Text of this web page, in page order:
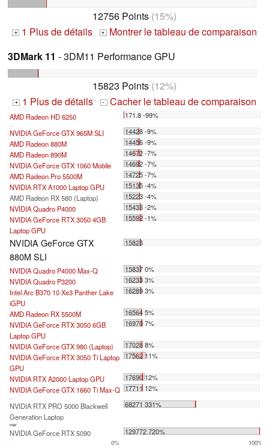
12756 Points (15%)
+ 1 Plus de détails + Montrer le tableau de comparaison
3DMark 11 - 3DM11 Performance GPU
15823 Points (12%)
+ 1 Plus de détails - Cacher le tableau de comparaison
AMD Radeon HD 6250 171.8 -99%
...
NVIDIA GeForce GTX 965M SLI
14428 -9%
AMD Radeon 880M
14456 -9%
AMD Radeon 890M
14672 -7%
NVIDIA GeForce GTX 1060 Mobile
14692 -7%
AMD Radeon Pro 5500M
14725 -7%
NVIDIA RTX A1000 Laptop GPU
15135 -4%
AMD Radeon RX 580 (Laptop)
15223 -4%
NVIDIA Quadro P4000
15433 -2%
NVIDIA GeForce RTX 3050 4GB
Laptop GPU
15592 -1%
NVIDIA GeForce GTX
880M SLI
15823
NVIDIA Quadro P4000 Max-Q
15837 0%
NVIDIA Quadro P3200
16233 3%
Intel Arc B370 10 Xe3 Panther Lake
iGPU
16289 3%
AMD Radeon RX 5500M
16564 5%
NVIDIA GeForce RTX 3050 6GB
Laptop GPU
16970 7%
NVIDIA GeForce GTX 980 (Laptop)
17028 8%
NVIDIA GeForce RTX 3050 Ti Laptop
GPU
17562 11%
NVIDIA RTX A2000 Laptop GPU
17690 12%
NVIDIA GeForce GTX 1660 Ti Max-Q 17711 12%
...
NVIDIA RTX PRO 5000 Blackwell
Generation Laptop
68271 331%
max:
NVIDIA GeForce RTX 5090 129772 720%
0% 100%